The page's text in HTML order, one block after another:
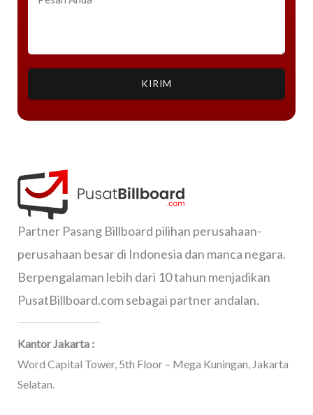
KIRIM
Partner Pasang Billboard pilihan perusahaan-
perusahaan besar di Indonesia dan manca negara.
Berpengalaman lebih dari 10 tahun menjadikan
PusatBillboard.com sebagai partner andalan.
Kantor Jakarta :
Word Capital Tower, 5th Floor – Mega Kuningan, Jakarta
Selatan.